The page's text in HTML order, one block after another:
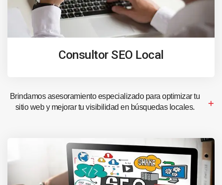
Consultor SEO Local
Brindamos asesoramiento especializado para optimizar tu
sitio web y mejorar tu visibilidad en búsquedas locales.